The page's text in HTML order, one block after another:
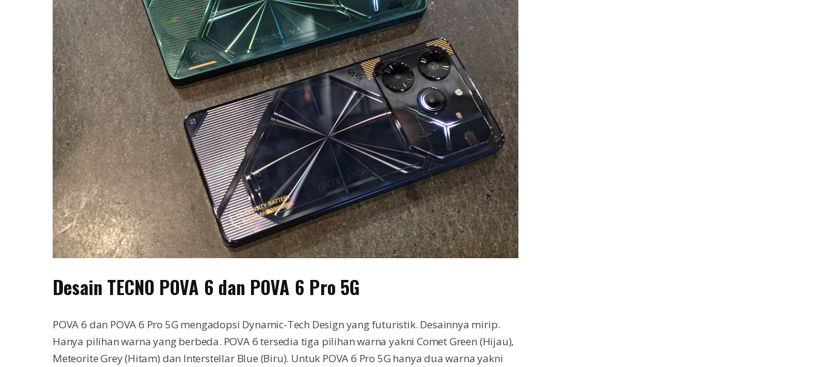
Desain TECNO POVA 6 dan POVA 6 Pro 5G
POVA 6 dan POVA 6 Pro 5G mengadopsi Dynamic-Tech Design yang futuristik. Desainnya mirip.
Hanya pilihan warna yang berbeda. POVA 6 tersedia tiga pilihan warna yakni Comet Green (Hijau),
Meteorite Grey (Hitam) dan Interstellar Blue (Biru). Untuk POVA 6 Pro 5G hanya dua warna yakni